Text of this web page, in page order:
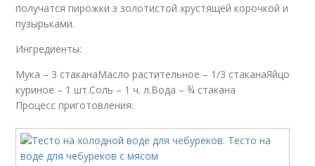
получатся пирожки з золотистой хрустящей корочкой и
пузырьками.
Ингредиенты:
Мука – 3 стаканаМасло растительное – 1/3 стаканаЯйцо
куриное – 1 шт.Соль – 1 ч. л.Вода – ¾ стакана
Процесс приготовления: